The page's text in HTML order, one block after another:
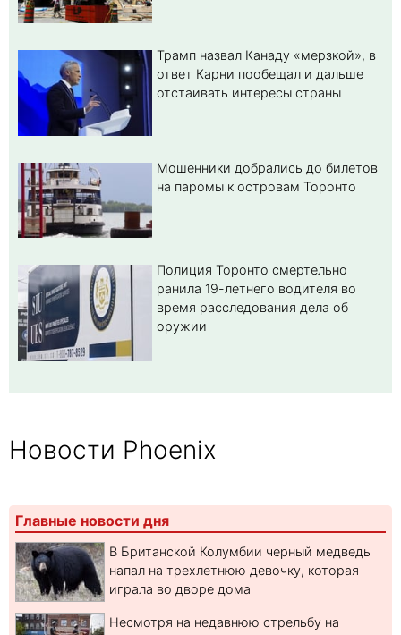
Трамп назвал Канаду «мерзкой», в
ответ Карни пообещал и дальше
отстаивать интересы страны
Мошенники добрались до билетов
на паромы к островам Торонто
Полиция Торонто смертельно
ранила 19-летнего водителя во
время расследования дела об
оружии
Новости Phoenix
Главные новости дня
В Британской Колумбии черный медведь
напал на трехлетнюю девочку, которая
играла во дворе дома
Несмотря на недавнюю стрельбу на